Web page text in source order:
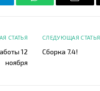
WhatsApp Email
СТАТЬЯ
12
ноября
СЛЕДУЮЩАЯ СТАТЬЯ
Сборка 7.4!